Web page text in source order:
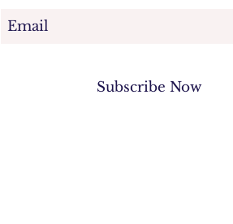
Subscribe Now